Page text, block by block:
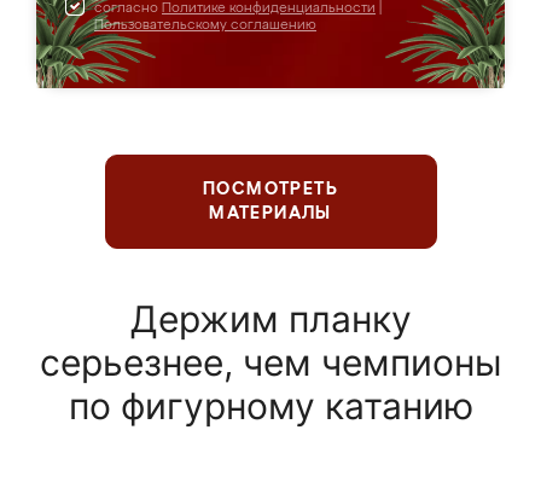
согласно Политике конфиденциальности
Пользовательскому соглашению
ПОСМОТРЕТЬ
МАТЕРИАЛЫ
Держим планку
серьезнее, чем чемпионы
по фигурному катанию